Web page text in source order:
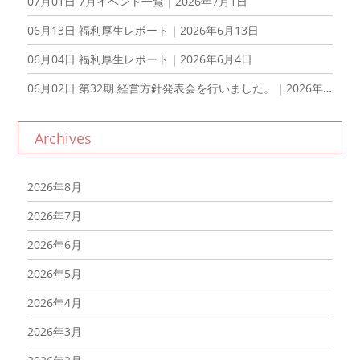
06月13日 福利厚生レポート｜2026年6月13日
06月04日 福利厚生レポート｜2026年6月4日
06月02日 第32期 経営方針発表会を行いました。｜2026年6月2日
Archives
2026年8月
2026年7月
2026年6月
2026年5月
2026年4月
2026年3月